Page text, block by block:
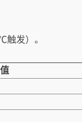
发）。